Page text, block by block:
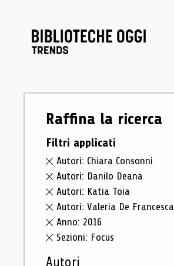
Raffina la ricerca
Filtri applicati
Autori: Chiara Consonni
Autori: Danilo Deana
Autori: Katia Toia
Autori: Valeria De Francesca
Anno: 2016
Sezioni: Focus
Autori